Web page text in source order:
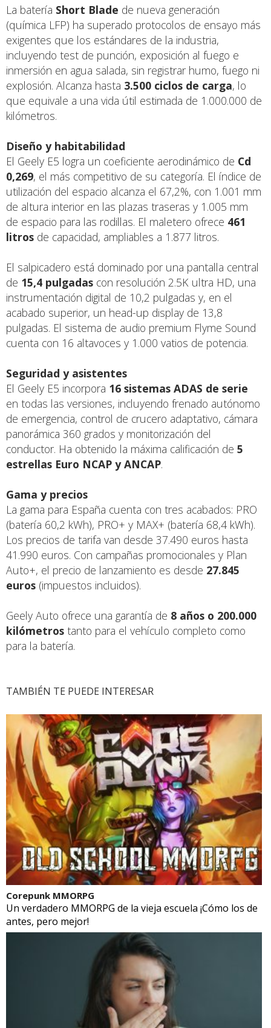
La batería Short Blade de nueva generación
(química LFP) ha superado protocolos de ensayo más
exigentes que los estándares de la industria,
incluyendo test de punción, exposición al fuego e
inmersión en agua salada, sin registrar humo, fuego ni
explosión. Alcanza hasta 3.500 ciclos de carga, lo
que equivale a una vida útil estimada de 1.000.000 de
kilómetros.
Diseño y habitabilidad
El Geely E5 logra un coeficiente aerodinámico de Cd
0,269, el más competitivo de su categoría. El índice de
utilización del espacio alcanza el 67,2%, con 1.001 mm
de altura interior en las plazas traseras y 1.005 mm
de espacio para las rodillas. El maletero ofrece 461
litros de capacidad, ampliables a 1.877 litros.
El salpicadero está dominado por una pantalla central
de 15,4 pulgadas con resolución 2.5K ultra HD, una
instrumentación digital de 10,2 pulgadas y, en el
acabado superior, un head-up display de 13,8
pulgadas. El sistema de audio premium Flyme Sound
cuenta con 16 altavoces y 1.000 vatios de potencia.
Seguridad y asistentes
El Geely E5 incorpora 16 sistemas ADAS de serie
en todas las versiones, incluyendo frenado autónomo
de emergencia, control de crucero adaptativo, cámara
panorámica 360 grados y monitorización del
conductor. Ha obtenido la máxima calificación de 5
estrellas Euro NCAP y ANCAP.
Gama y precios
La gama para España cuenta con tres acabados: PRO
(batería 60,2 kWh), PRO+ y MAX+ (batería 68,4 kWh).
Los precios de tarifa van desde 37.490 euros hasta
41.990 euros. Con campañas promocionales y Plan
Auto+, el precio de lanzamiento es desde 27.845
euros (impuestos incluidos).
Geely Auto ofrece una garantía de 8 años o 200.000
kilómetros tanto para el vehículo completo como
para la batería.
TAMBIÉN TE PUEDE INTERESAR
Corepunk MMORPG
Un verdadero MMORPG de la vieja escuela ¡Cómo los de
antes, pero mejor!